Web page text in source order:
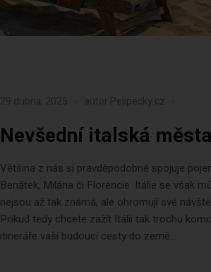
29 dubna, 2025 autor Pelipecky.cz
Nevšední italská
Většina z nás si pravděpodobně spojuje
Benátek, Milána či Florencie. Itálie se však
nejsou až tak známá, ale ohromují své
Pokud tedy chcete zažít Itálii tak trochu
itineráře vaší budoucí cesty do země...